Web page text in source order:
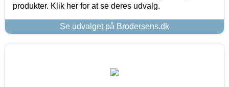
produkter. Klik her for at se deres udvalg.
Se udvalget på Brodersens.dk